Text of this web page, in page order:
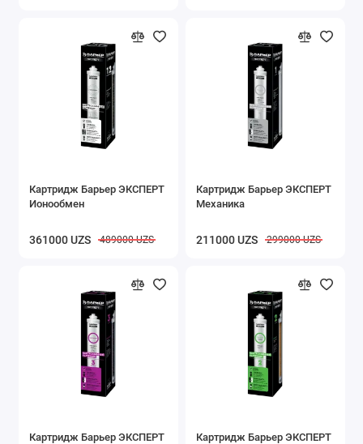
Картридж Барьер ЭКСПЕРТ
Ионообмен
361000 UZS 489000 UZS
Картридж Барьер ЭКСПЕРТ
Механика
211000 UZS 299000 UZS
Картридж Барьер ЭКСПЕРТ
Картридж Барьер ЭКСПЕРТ